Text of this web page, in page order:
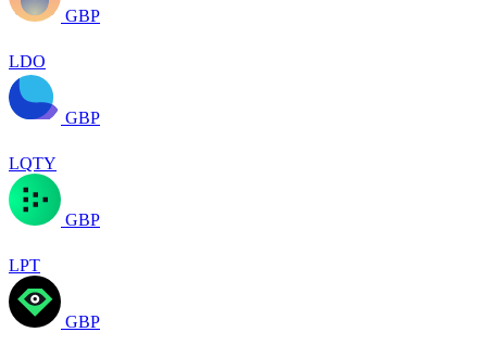
GBP
LDO
GBP
LQTY
GBP
LPT
GBP